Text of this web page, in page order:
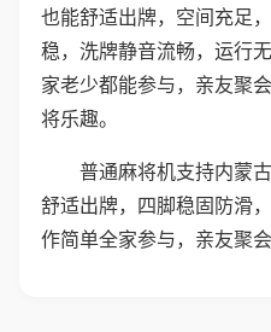
也能舒适出牌，空间充足
稳，洗牌静音流畅，运行
家老少都能参与，亲友聚
将乐趣。
普通麻将机支持内蒙
舒适出牌，四脚稳固防滑
作简单全家参与，亲友聚